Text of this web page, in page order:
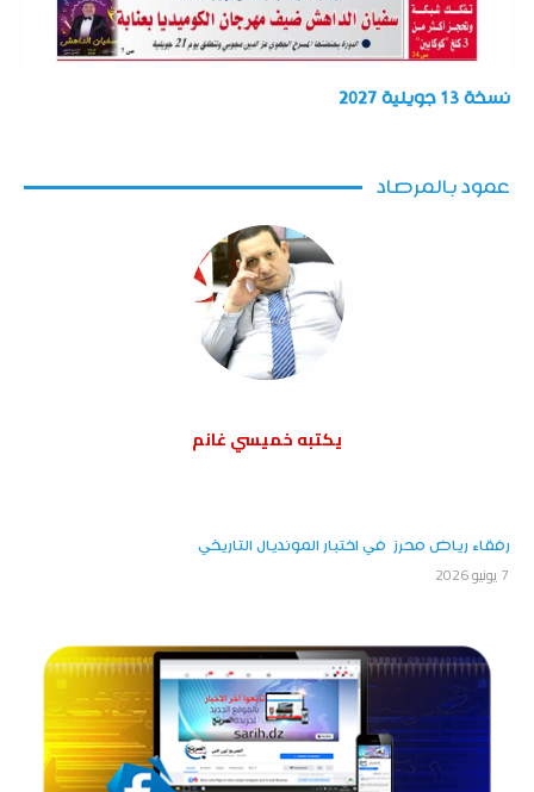
نسخة 13 جويلية 2027
عمود بالمرصاد
يكتبه خميسي غانم
رفقاء رياض محرز في اختبار المونديال التاريخي
7 يونيو 2026